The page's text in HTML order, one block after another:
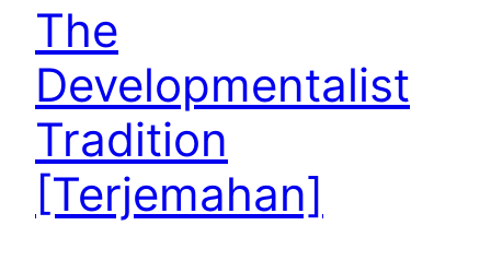
The
Developmentalist
Tradition
[Terjemahan]